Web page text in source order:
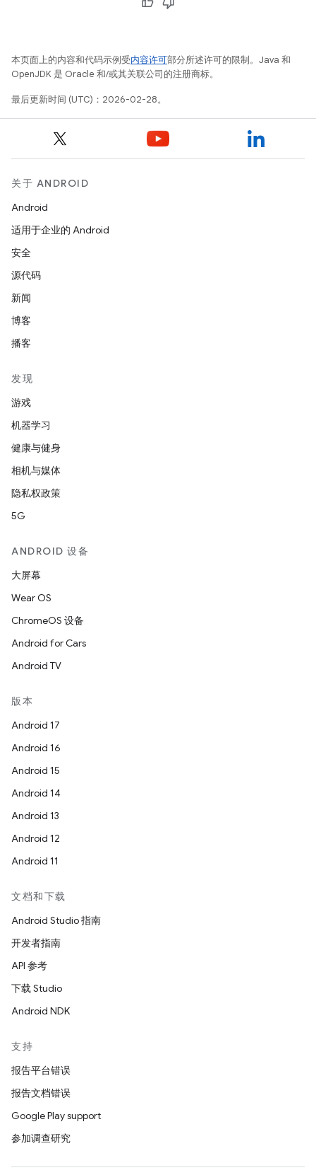
本页面上的内容和代码示例受内容许可部分所述许可的限制。Java 和
OpenJDK 是 Oracle 和/或其关联公司的注册商标。
最后更新时间 (UTC)：2026-02-28。
关于 ANDROID
Android
适用于企业的 Android
安全
源代码
新闻
博客
播客
发现
游戏
机器学习
健康与健身
相机与媒体
隐私权政策
5G
ANDROID 设备
大屏幕
Wear OS
ChromeOS 设备
Android for Cars
Android TV
版本
Android 17
Android 16
Android 15
Android 14
Android 13
Android 12
Android 11
文档和下载
Android Studio 指南
开发者指南
API 参考
下载 Studio
Android NDK
支持
报告平台错误
报告文档错误
Google Play support
参加调查研究